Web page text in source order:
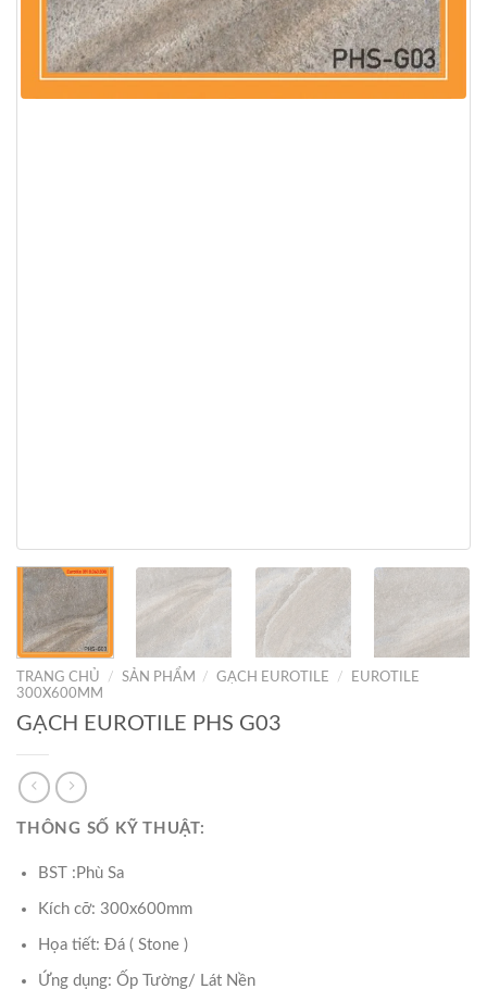
TRANG CHỦ / SẢN PHẨM / GẠCH EUROTILE /
EUROTILE
300X600MM
GẠCH EUROTILE PHS G03
THÔNG SỐ KỸ THUẬT:
BST :Phù Sa
Kích cỡ: 300x600mm
Họa tiết: Đá ( Stone )
Ứng dụng: Ốp Tường/ Lát Nền